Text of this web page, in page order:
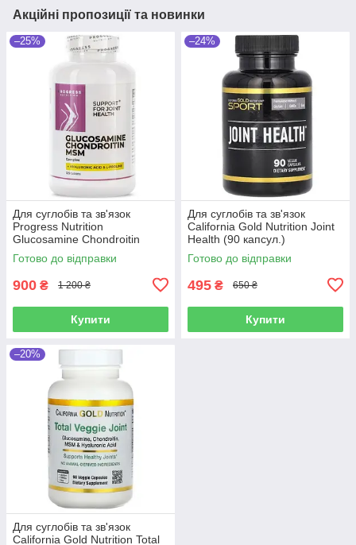
Акційні пропозиції та новинки
–25%
Для суглобів та зв'язок
Progress Nutrition
Glucosamine Chondroitin
MSM Complex + Hyaluronic
Acid (120 таблеток.)
Готово до відправки
900 ₴ 1 200 ₴
Купити
–24%
Для суглобів та зв'язок
California Gold Nutrition Joint
Health (90 капсул.)
Готово до відправки
495 ₴ 650 ₴
Купити
–20%
Для суглобів та зв'язок
California Gold Nutrition Total